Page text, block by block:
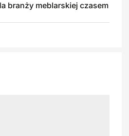
branży meblarskiej czasem